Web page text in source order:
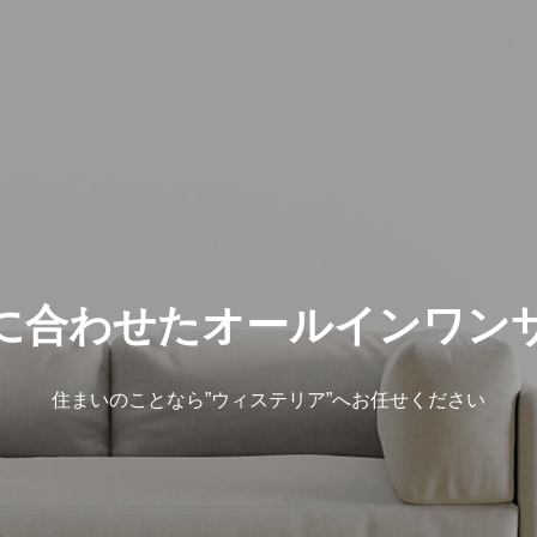
合わせたオールインワン
住まいのことなら”ウィステリア”へお任せください